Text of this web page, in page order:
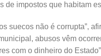
de impostos que habitam
suecos não é corrupta”,
abusos vêm
com o dinheiro do